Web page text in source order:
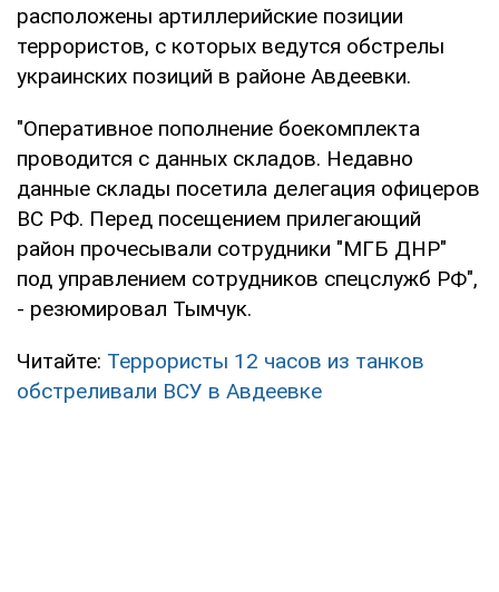
расположены артиллерийские позиции
террористов, с которых ведутся обстрелы
украинских позиций в районе Авдеевки.
"Оперативное пополнение боекомплекта
проводится с данных складов. Недавно
данные склады посетила делегация офицеров
ВС РФ. Перед посещением прилегающий
район прочесывали сотрудники "МГБ ДНР"
под управлением сотрудников спецслужб РФ",
- резюмировал Тымчук.
Читайте: Террористы 12 часов из танков
обстреливали ВСУ в Авдеевке